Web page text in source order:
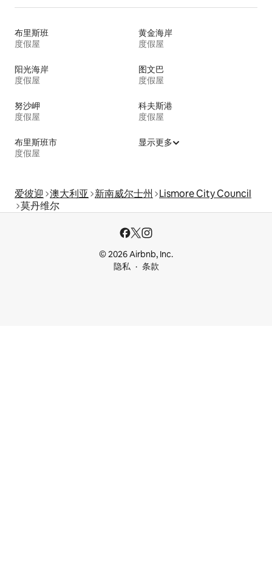
布里斯班
度假屋
黄金海岸
度假屋
阳光海岸
度假屋
图文巴
度假屋
努沙岬
度假屋
科夫斯港
度假屋
布里斯班市
度假屋
显示更多
爱彼迎 澳大利亚 新南威尔士州
Lismore City Council
莫丹维尔
© 2026 Airbnb, Inc.
隐私
条款